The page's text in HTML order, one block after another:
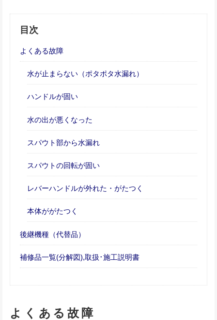
目次
よくある故障
水が止まらない（ポタポタ水漏れ）
ハンドルが固い
水の出が悪くなった
スパウト部から水漏れ
スパウトの回転が固い
レバーハンドルが外れた・がたつく
本体ががたつく
後継機種（代替品）
補修品一覧(分解図),取扱･施工説明書
よくある故障